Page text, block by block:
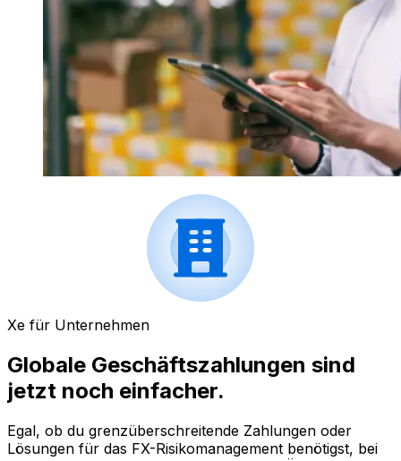
Xe für Unternehmen
Globale Geschäftszahlungen sind
jetzt noch einfacher.
Egal, ob du grenzüberschreitende Zahlungen oder
Lösungen für das FX-Risikomanagement benötigst, bei